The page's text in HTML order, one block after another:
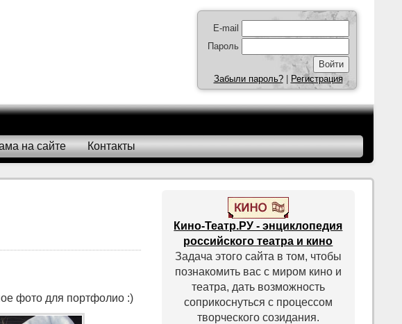
E-mail
Пароль
Забыли пароль?| Регистрация
на сайте Контакты
фото для портфолио :)
Кино-Театр.РУ - энциклопедия
российского театра и кино
Задача этого сайта в том, чтобы
познакомить вас с миром кино и
театра, дать возможность
соприкоснуться с процессом
творческого созидания.